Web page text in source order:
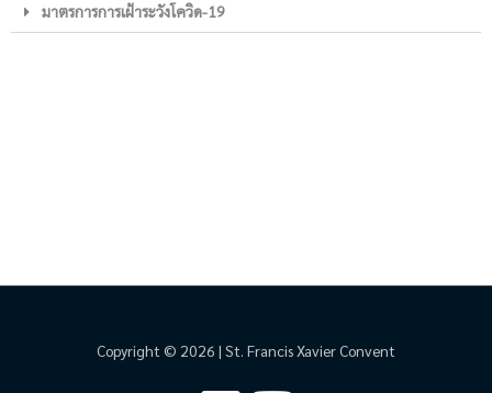
มาตรการการเฝ้าระวังโควิด-19
Copyright © 2026 | St. Francis Xavier Convent